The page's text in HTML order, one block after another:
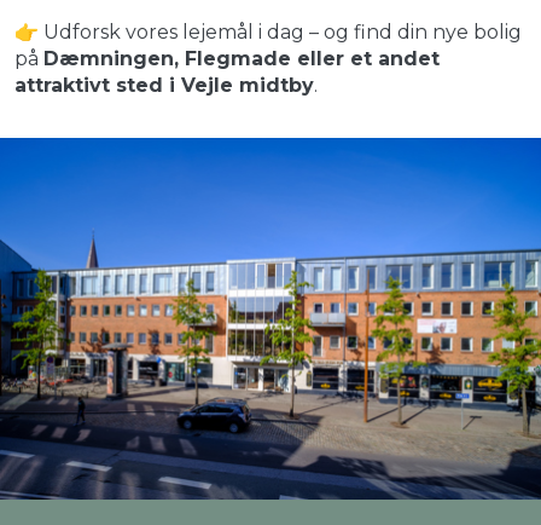
👉 Udforsk vores lejemål i dag – og find din nye bolig
på Dæmningen, Flegmade eller et andet
attraktivt sted i Vejle midtby.